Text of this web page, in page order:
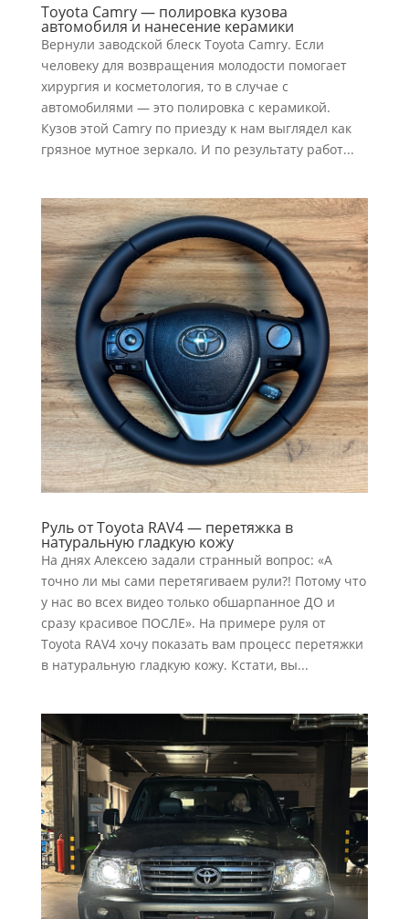
Toyota Camry — полировка кузова
автомобиля и нанесение керамики
Вернули заводской блеск Toyota Camry. Если
человеку для возвращения молодости помогает
хирургия и косметология, то в случае с
автомобилями — это полировка с керамикой.
Кузов этой Camry по приезду к нам выглядел как
грязное мутное зеркало. И по результату работ...
Руль от Toyota RAV4 — перетяжка в
натуральную гладкую кожу
На днях Алексею задали странный вопрос: «А
точно ли мы сами перетягиваем рули?! Потому что
у нас во всех видео только обшарпанное ДО и
сразу красивое ПОСЛЕ». На примере руля от
Toyota RAV4 хочу показать вам процесс перетяжки
в натуральную гладкую кожу. Кстати, вы...